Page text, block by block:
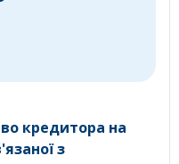
кредитора на
з